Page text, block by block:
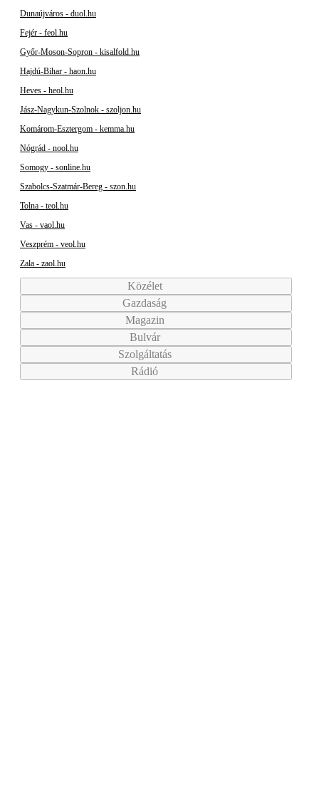
Dunaújváros - duol.hu
Fejér - feol.hu
Győr-Moson-Sopron - kisalfold.hu
Hajdú-Bihar - haon.hu
Heves - heol.hu
Jász-Nagykun-Szolnok - szoljon.hu
Komárom-Esztergom - kemma.hu
Nógrád - nool.hu
Somogy - sonline.hu
Szabolcs-Szatmár-Bereg - szon.hu
Tolna - teol.hu
Vas - vaol.hu
Veszprém - veol.hu
Zala - zaol.hu
Közélet
Gazdaság
Magazin
Bulvár
Szolgáltatás
Rádió